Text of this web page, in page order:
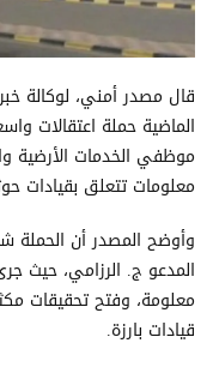
قال مصدر أمني، لوكالة
الماضية حملة اعتقالات
موظفي الخدمات الأرضية
معلومات تتعلق بقيادات
وأوضح المصدر أن الحملة
المدعو ج. الرزامي، حيث
معلومة، وفتح تحقيقات
قيادات بارزة.